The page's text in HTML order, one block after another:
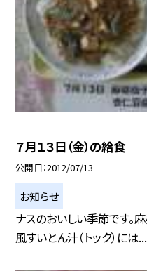
７月１３日（金）の給食
公開日 2012/07/13
お知らせ
ナスのおいしい季節です。
風すいとん汁（トック）には...